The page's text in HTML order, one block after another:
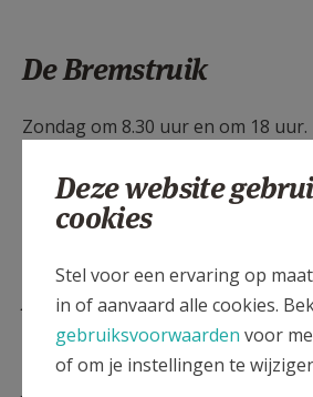
De Bremstruik
kerk De
(1).JPG
Zondag om 8.30 uur en om 18 uur.
Elke weekdag eucharistieviering
Andere
tijdens de week
Deze website
cookies
Stel voor een ervaring op
in of aanvaard alle cookies.
gebruiksvoorwaarden voor
of om je instellingen te